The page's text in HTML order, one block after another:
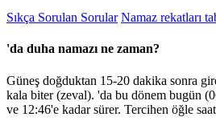
Sıkça Sorulan Sorular Namaz rekatları
'da duha namazı ne zaman?
Güneş doğduktan 15-20 dakika sonra
kala biter (zeval). 'da bu dönem bugün
ve 12:46'e kadar sürer. Tercihen öğle